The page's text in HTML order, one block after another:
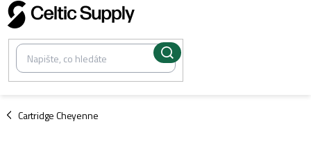
Přejít
na
obsah
Cartridge Cheyenne
/